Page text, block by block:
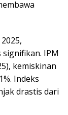
IPM
kemiskinan
Indeks
drastis dari